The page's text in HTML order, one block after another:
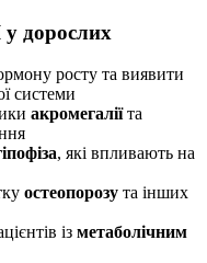
дорослих
росту та виявити
системи
акромегаліїта
, які впливають на
остеопорозу та інших
із метаболічним